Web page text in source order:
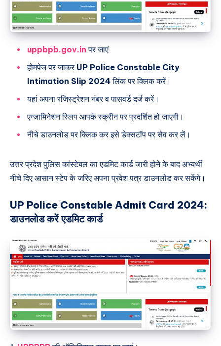
uppbpb.gov.in पर जाएं
होमपेज पर जाकर UP Police Constable City
Intimation Slip 2024लिंक पर क्लिक करें।
यहां अपना रजिस्ट्रेशन नंबर व पासवर्ड दर्ज करें।
एग्जामिनेशन स्लिप आपके स्क्रीन पर प्रदर्शित हो जाएगी।
नीचे डाउनलोड पर क्लिक कर इसे डेक्सटॉप पर सेव कर लें।
उत्तर प्रदेश पुलिस कांस्टेबल का एडमिट कार्ड जारी होने के बाद अभ्यर्थी
नीचे दिए आसान स्टेप के जरिए अपना प्रवेश पत्र डाउनलोड कर सकेंगे।
UP Police Constable Admit Card 2024:
डाउनलोड करें एडमिट कार्ड